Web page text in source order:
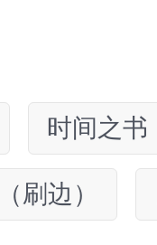
时间之书
刷边）